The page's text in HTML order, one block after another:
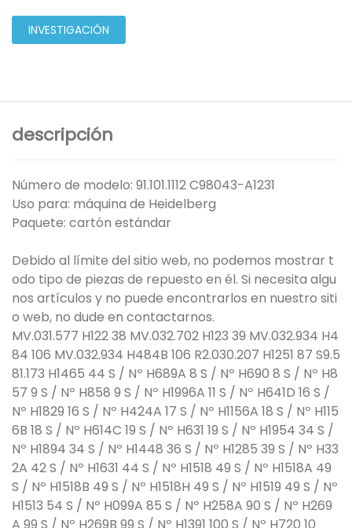
INVESTIGACIÓN
descripción
Número de modelo: 91.101.1112 C98043-A1231
Uso para: máquina de Heidelberg
Paquete: cartón estándar
Debido al límite del sitio web, no podemos mostrar t
odo tipo de piezas de repuesto en él. Si necesita algu
nos artículos y no puede encontrarlos en nuestro siti
o web, no dude en contactarnos.
MV.031.577 H122 38 MV.032.702 H123 39 MV.032.934 H4
84 106 MV.032.934 H484B 106 R2.030.207 H1251 87 S9.5
81.173 H1465 44 S / Nº H689A 8 S / Nº H690 8 S / Nº H8
57 9 S / Nº H858 9 S / Nº H1996A 11 S / Nº H641D 16 S /
Nº H1829 16 S / Nº H424A 17 S / Nº H1156A 18 S / Nº H115
6B 18 S / Nº H614C 19 S / Nº H631 19 S / Nº H1954 34 S /
Nº H1894 34 S / Nº H1448 36 S / Nº H1285 39 S / Nº H33
2A 42 S / Nº H1631 44 S / Nº H1518 49 S / Nº H1518A 49
S / Nº H1518B 49 S / Nº H1518H 49 S / Nº H1519 49 S / Nº
H1513 54 S / Nº H099A 85 S / Nº H258A 90 S / Nº H269